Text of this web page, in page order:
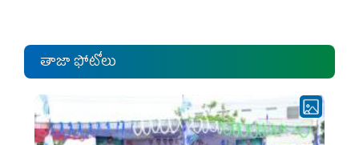
తాజా ఫోటోలు